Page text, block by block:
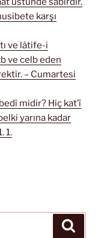
karşı
ve lâtife-i
ve celb eden
– Cumartesi
midir? Hiç kat’î
yarına kadar
1.